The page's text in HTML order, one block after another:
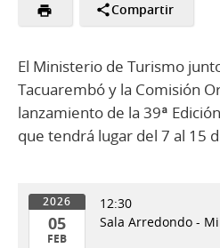
Compartir
El Ministerio de Turismo
Tacuarembó y la Comisión
lanzamiento de la 39ª
que tendrá lugar del 7 al 15
2026
05
FEB
12:30
Sala Arredondo -